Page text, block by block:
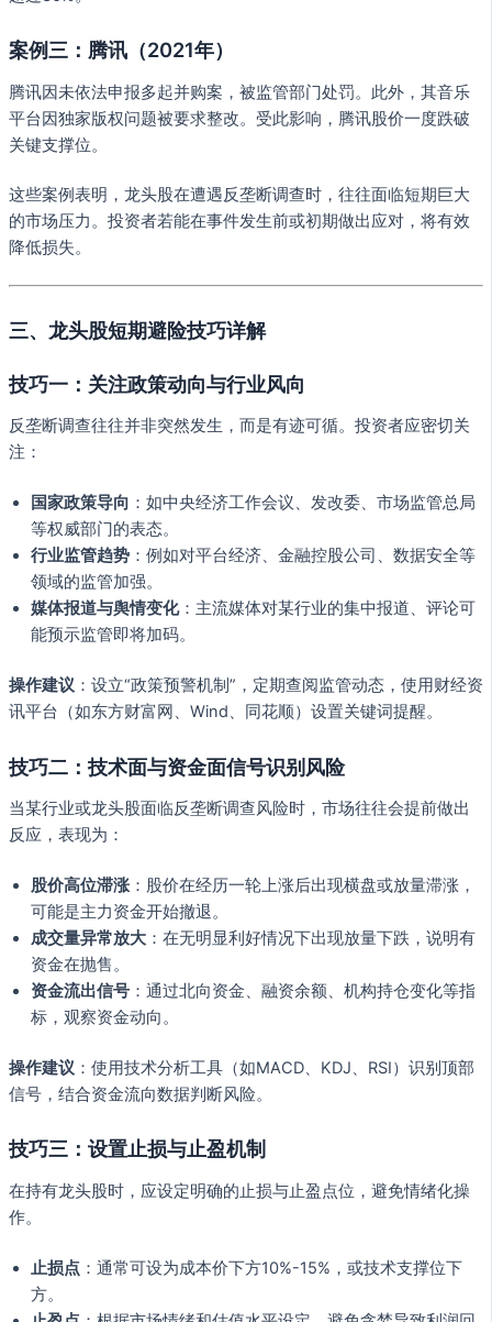
案例三：腾讯（2021年）
腾讯因未依法申报多起并购案，被监管部门处罚。此外，其音乐
平台因独家版权问题被要求整改。受此影响，腾讯股价一度跌破
关键支撑位。
这些案例表明，龙头股在遭遇反垄断调查时，往往面临短期巨大
的市场压力。投资者若能在事件发生前或初期做出应对，将有效
降低损失。
三、龙头股短期避险技巧详解
技巧一：关注政策动向与行业风向
反垄断调查往往并非突然发生，而是有迹可循。投资者应密切关
注：
国家政策导向 ：如中央经济工作会议、发改委、市场监管总局
等权威部门的表态。
行业监管趋势 ：例如对平台经济、金融控股公司、数据安全等
领域的监管加强。
媒体报道与舆情变化：主流媒体对某行业的集中报道、评论可
能预示监管即将加码。
操作建议 ：设立“政策预警机制”，定期查阅监管动态，使用财经资
讯平台（如东方财富网、Wind、同花顺）设置关键词提醒。
技巧二：技术面与资金面信号识别风险
当某行业或龙头股面临反垄断调查风险时，市场往往会提前做出
反应，表现为：
股价高位滞涨 ：股价在经历一轮上涨后出现横盘或放量滞涨，
可能是主力资金开始撤退。
成交量异常放大 ：在无明显利好情况下出现放量下跌，说明有
资金在抛售。
资金流出信号 ：通过北向资金、融资余额、机构持仓变化等指
标，观察资金动向。
操作建议 ：使用技术分析工具（如MACD、KDJ、RSI）识别顶部
信号，结合资金流向数据判断风险。
技巧三：设置止损与止盈机制
在持有龙头股时，应设定明确的止损与止盈点位，避免情绪化操
作。
止损点 ：通常可设为成本价下方10%-15%，或技术支撑位下
方。